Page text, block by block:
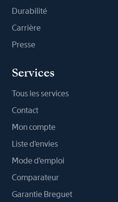
Durabilité
Carrière
Presse
Services
Tous les services
Contact
Mon compte
Liste d'envies
Mode d'emploi
Comparateur
Garantie Breguet